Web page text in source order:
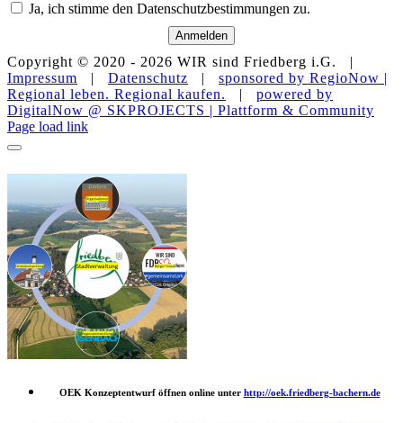
Ja, ich stimme den Datenschutzbestimmungen zu.
Anmelden
Copyright © 2020 - 2026 WIR sind Friedberg i.G. |
Impressum | Datenschutz | sponsored by RegioNow |
Regional leben. Regional kaufen.
| powered by
DigitalNow @ SKPROJECTS | Plattform & Community
E-
Mail
WhatsApp
Facebook
Instagram
YouTube
Page load link
OEK Konzeptentwurf öffnen online unter http://oek.friedberg-bachern.de